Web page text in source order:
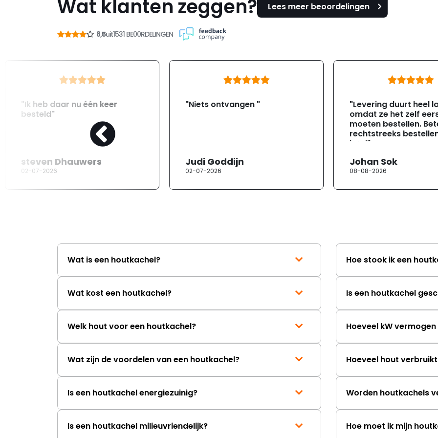
Wat klanten zeggen? Lees meer beoordelingen
8,5uit1531 BE00RDELINGEN
"Ik heb daar nu één keer
besteld"
steven Dhauwers
02-07-2026
"Niets ontvangen "
Judi Goddijn
02-07-2026
"Levering duurt heel
omdat ze het zelf
moeten bestellen.
rechtstreeks
jotul"
Johan Sok
08-08-2026
Wat is een houtkachel?
Wat kost een houtkachel?
Welk hout voor een houtkachel?
Wat zijn de voordelen van een houtkachel?
Is een houtkachel energiezuinig?
Is een houtkachel milieuvriendelijk?
Hoe stook ik een
Is een houtkachel
Hoeveel kW
Hoeveel hout
Worden houtkachels
Hoe moet ik mijn